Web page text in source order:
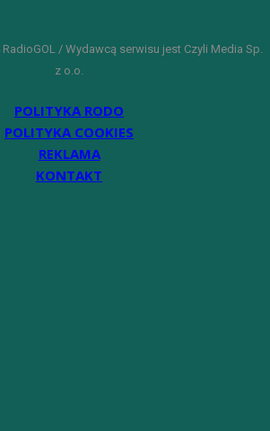
/ Wydawcą serwisu jest Czyli Media Sp.
z o.o.
POLITYKA RODO
POLITYKA COOKIES
REKLAMA
KONTAKT